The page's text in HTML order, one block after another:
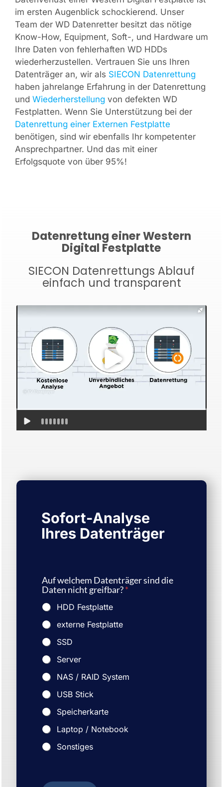
im ersten Augenblick schockierend. Unser
Team der WD Datenretter besitzt das nötige
Know-How, Equipment, Soft-, und Hardware um
Ihre Daten von fehlerhaften WD HDDs
wiederherzustellen. Vertrauen Sie uns Ihren
Datenträger an, wir als SIECON Datenrettung
haben jahrelange Erfahrung in der Datenrettung
und Wiederherstellungvon defekten WD
Festplatten. Wenn Sie Unterstützung bei der
Datenrettung einer Externen Festplatte
benötigen, sind wir ebenfalls Ihr kompetenter
Ansprechpartner. Und das mit einer
Erfolgsquote von über 95%!
Datenrettung einer Western
Digital Festplatte
SIECON Datenrettungs Ablauf
einfach und transparent
Sofort-Analyse
Ihres Datenträger
Auf welchem Datenträger sind die
Daten nicht greifbar?*
HDD Festplatte
externe Festplatte
SSD
Server
NAS / RAID System
USB Stick
Speicherkarte
Laptop / Notebook
Sonstiges